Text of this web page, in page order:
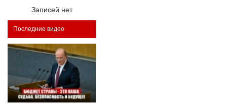
Записей нет
Последние видео